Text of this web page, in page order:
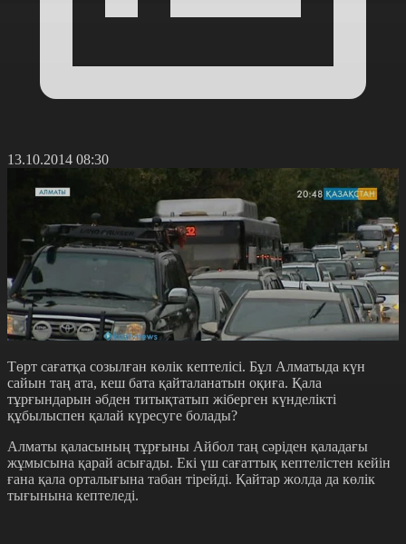
13.10.2014 08:30
Төрт сағатқа созылған көлік кептелісі. Бұл Алматыда күн
сайын таң ата, кеш бата қайталанатын оқиға. Қала
тұрғындарын әбден титықтатып жіберген күнделікті
құбылыспен қалай күресуге болады?
Алматы қаласының тұрғыны Айбол таң сәріден қаладағы
жұмысына қарай асығады. Екі үш сағаттық кептелістен кейін
ғана қала орталығына табан тірейді. Қайтар жолда да көлік
тығынына кептеледі.